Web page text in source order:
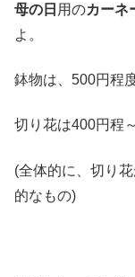
母の日 用のカーネ
よ。
鉢物は、500円程
切り花は400円程
(全体的に、切り
的なもの)